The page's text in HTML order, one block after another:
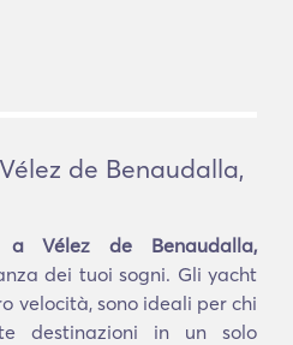
de Benaudalla,
Vélez de Benaudalla,
dei tuoi sogni. Gli yacht
velocità, sono ideali per chi
destinazioni in un solo